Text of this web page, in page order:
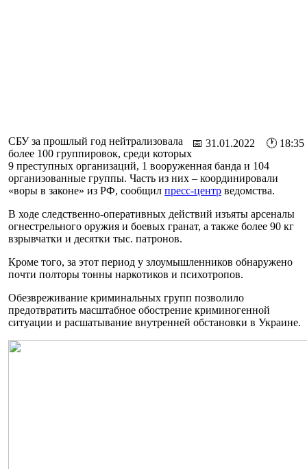
📅 31.01.2022 🕐 18:35
СБУ за прошлый год нейтрализовала
более 100 группировок, среди которых
9 преступных организаций, 1 вооруженная банда и 104
организованные группы. Часть из них – координировали
«воры в законе» из РФ, сообщил пресс-центр ведомства.
В ходе следственно-оперативных действий изъяты арсеналы
огнестрельного оружия и боевых гранат, а также более 90 кг
взрывчатки и десятки тыс. патронов.
Кроме того, за этот период у злоумышленников обнаружено
почти полторы тонны наркотиков и психотропов.
Обезвреживание криминальных групп позволило
предотвратить масштабное обострение криминогенной
ситуации и расшатывание внутренней обстановки в Украине.